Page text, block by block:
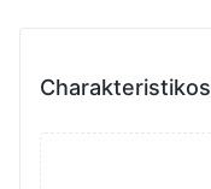
Charakteristikos